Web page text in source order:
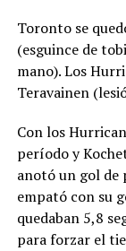
Toronto se
(esguince de
mano). Los
Teravainen
Con los
período y
anotó un gol de
empató con su
quedaban 5,8
para forzar el